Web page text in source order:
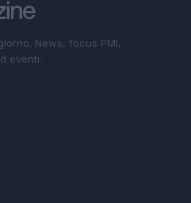
News, focus PMI,
eventi.